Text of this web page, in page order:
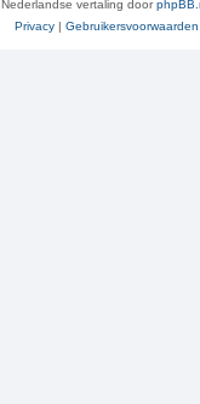
Nederlandse vertaling door
Privacy | Gebruikersvoorwaarden